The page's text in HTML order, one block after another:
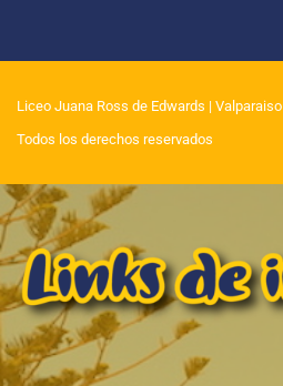
Liceo Juana Ross de Edwards | Valparaiso
Todos los derechos reservados